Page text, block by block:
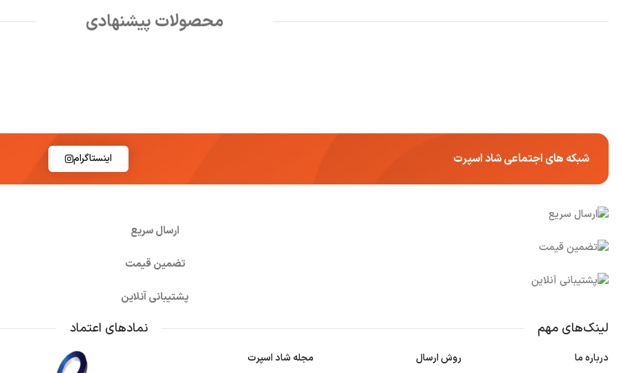
محصولات پیشنهادی
شبکه های اجتماعی شاد اسپرت اینستاگرام
ارسال سریع
تضمین قیمت
پشتیبانی آنلاین
لینک‌های مهم
درباره ما روش ارسال مجله شاد اسپرت
نمادهای اعتماد